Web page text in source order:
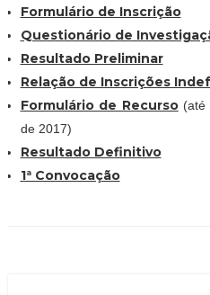
Formulário de Inscrição
Questionário de
Resultado Preliminar
Relação de Inscrições
Formulário de Recurso(até
de 2017)
Resultado Definitivo
1ª Convocação